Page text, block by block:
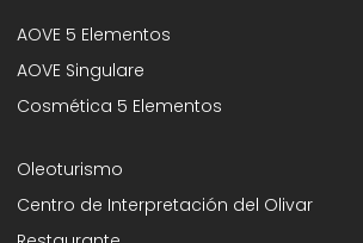
AOVE 5 Elementos
AOVE Singulare
Cosmética 5 Elementos
Oleoturismo
Centro de Interpretación del Olivar